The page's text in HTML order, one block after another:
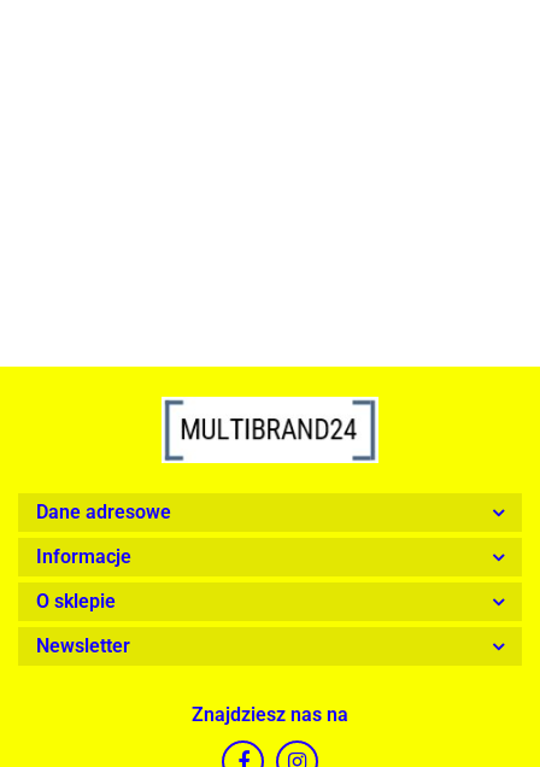
Dane adresowe
Informacje
O sklepie
Newsletter
Znajdziesz nas na